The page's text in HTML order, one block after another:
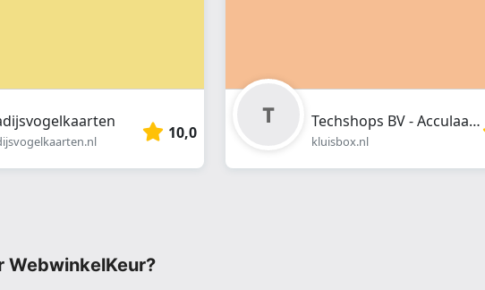
10,0
Techshops BV - Acculaadbox Kluisbox
kluisbox.nl
WebwinkelKeur?